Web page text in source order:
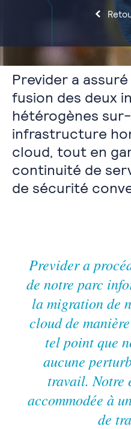
Previder a
fusion des deux
hétérogènes
infrastructure
cloud, tout en
continuité de
de sécurité
Previder a
de notre parc
la migration de
cloud de
tel point que
aucune
travail. Notre
accommodée à
de